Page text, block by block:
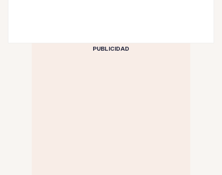
PUBLICIDAD